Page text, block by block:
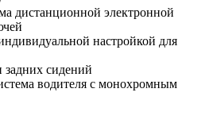
дистанционной электронной
настройкой для
задних сидений
водителя с монохромным